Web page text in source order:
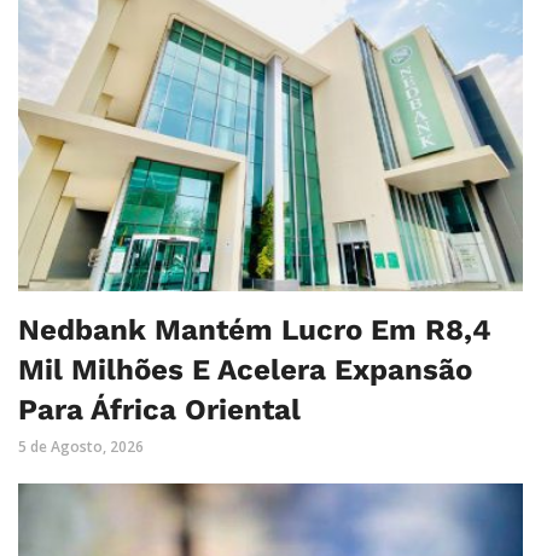
Nedbank Mantém Lucro Em R8,4
Mil Milhões E Acelera Expansão
Para África Oriental
5 de Agosto, 2026